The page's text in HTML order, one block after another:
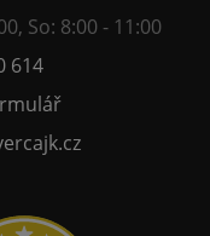
So: 8:00 - 11:00
614